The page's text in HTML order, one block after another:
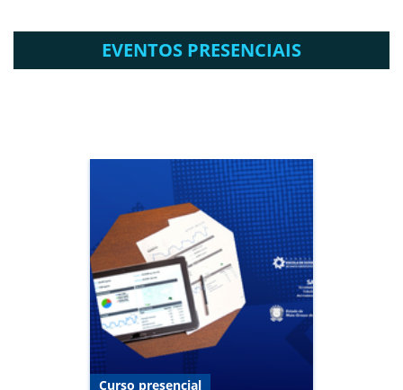
EVENTOS PRESENCIAIS
Curso presencial